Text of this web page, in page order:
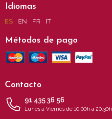
Idiomas
ES EN FR IT
Métodos de pago
Contacto
91 435 36 56
Lunes a Viernes de 10:00h a 20:30h